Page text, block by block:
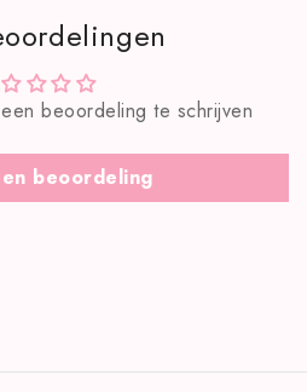
beoordeling te schrijven
beoordeling